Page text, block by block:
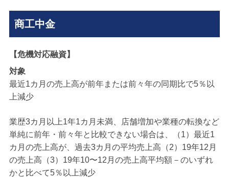
商工中金
【危機対応融資】
対象
最近1カ月の売上高が前年または前々年の同期比で5％以
上減少
業歴3カ月以上1年1カ月未満、店舗増加や業種の転換など
単純に前年・前々年と比較できない場合は、（1）最近1
カ月の売上高が、過去3カ月の平均売上高（2）19年12月
の売上高（3）19年10〜12月の売上高平均額－のいずれ
かと比べて5％以上減少